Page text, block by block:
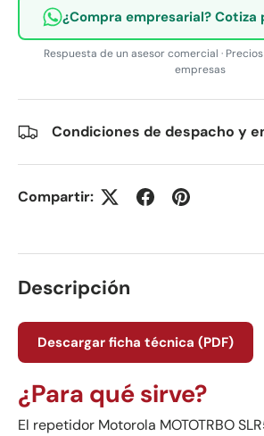
¿Compra empresarial? Cotiza
Respuesta de un asesor comercial ·
empresas
Condiciones de despacho y
Compartir:
Descripción
Descargar ficha técnica (PDF)
¿Para qué sirve?
El repetidor Motorola MOTOTRBO